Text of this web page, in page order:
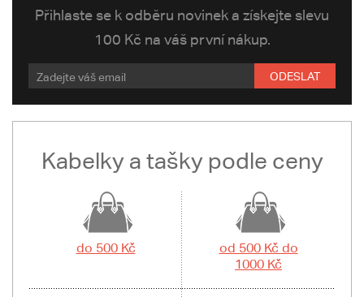
Přihlaste se k odběru novinek a získejte slevu
100 Kč na váš první nákup.
ODESLAT
Kabelky a tašky podle ceny
do 500 Kč
od 500 Kč do
1000 Kč